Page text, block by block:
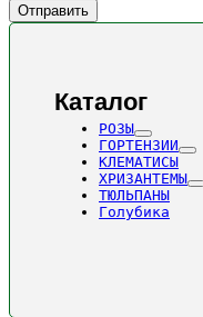
Отправить
Каталог
РОЗЫ
ГОРТЕНЗИИ
КЛЕМАТИСЫ
ХРИЗАНТЕМЫ
ТЮЛЬПАНЫ
Голубика